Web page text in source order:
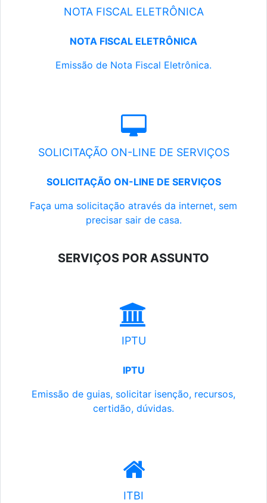
NOTA FISCAL ELETRÔNICA
NOTA FISCAL ELETRÔNICA
Emissão de Nota Fiscal Eletrônica.
SOLICITAÇÃO ON-LINE DE SERVIÇOS
SOLICITAÇÃO ON-LINE DE SERVIÇOS
Faça uma solicitação através da internet, sem
precisar sair de casa.
SERVIÇOS POR ASSUNTO
IPTU
IPTU
Emissão de guias, solicitar isenção, recursos,
certidão, dúvidas.
ITBI